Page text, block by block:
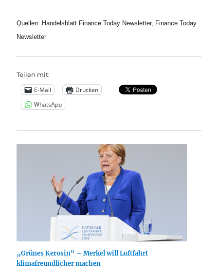
Quellen: Handelsblatt Finance Today Newsletter, Finance Today
Newsletter
Teilen mit:
E-Mail
Drucken
WhatsApp
„Grünes Kerosin“ – Merkel will Luftfahrt
klimafreundlicher machen